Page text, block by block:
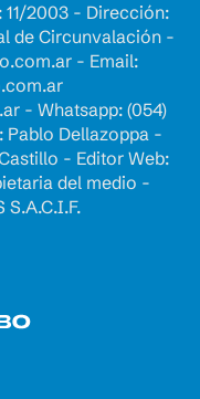
2003 - Dirección:
de Circunvalación -
- Email:
- Whatsapp: (054)
Pablo Dellazoppa -
- Editor Web:
del medio -
S.A.C.I.F.